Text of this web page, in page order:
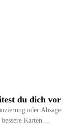
du dich vor
oder Absage.
Karten.